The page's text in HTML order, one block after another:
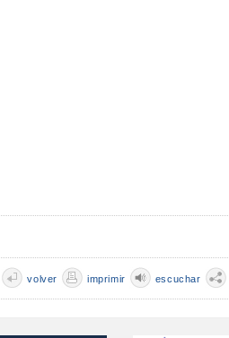
escuchar
imprimir
volver